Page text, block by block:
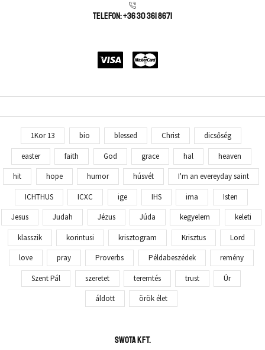
Telefon: +36 30 361 8671
1Kor 13 bio blessed Christ dicsőség
easter faith God grace hal heaven
hit hope humor húsvét I'm an evereyday saint
ICHTHUS ICXC ige IHS ima Isten
Jesus Judah Jézus Júda kegyelem keleti
klasszik korintusi krisztogram Krisztus Lord
love pray Proverbs Példabeszédek remény
Szent Pál szeretet teremtés trust Úr
áldott örök élet
SWOTA KFT.